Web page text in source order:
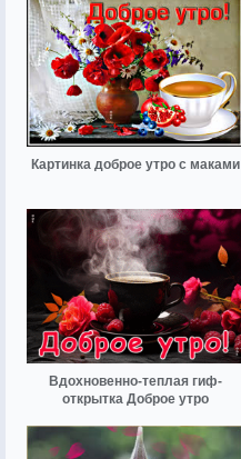
Картинка доброе утро с маками
Вдохновенно-теплая гиф-
открытка Доброе утро